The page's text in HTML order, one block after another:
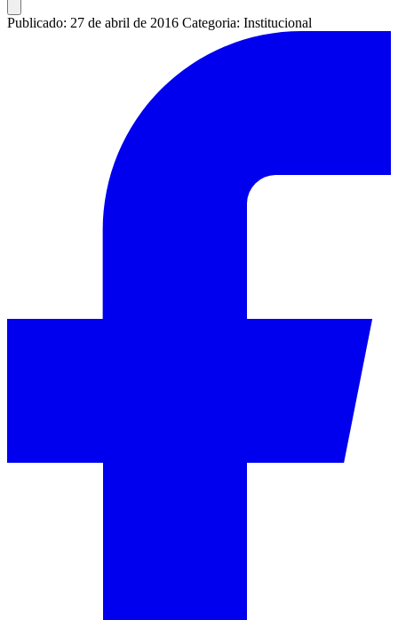
Publicado: 27 de abril de 2016 Categoria: Institucional